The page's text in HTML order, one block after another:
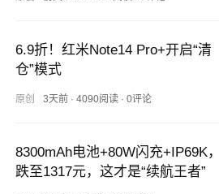
6.9折！红米Note14 Pro+开启“清
仓”模式
原创 3天前· 4090阅读· 0评论
8300mAh电池+80W闪充+IP69K，
跌至1317元，这才是“续航王者”